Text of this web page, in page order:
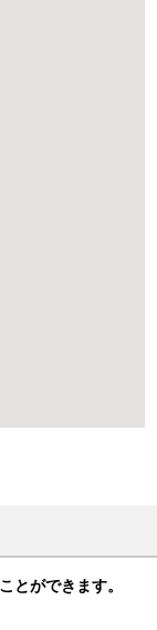
とができます。